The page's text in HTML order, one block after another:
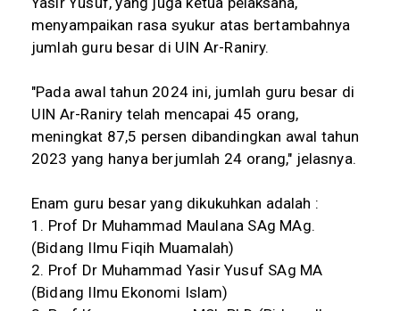
menyampaikan rasa syukur atas bertambahnya
jumlah guru besar di UIN Ar-Raniry.
"Pada awal tahun 2024 ini, jumlah guru besar di
UIN Ar-Raniry telah mencapai 45 orang,
meningkat 87,5 persen dibandingkan awal tahun
2023 yang hanya berjumlah 24 orang," jelasnya.
Enam guru besar yang dikukuhkan adalah :
1. Prof Dr Muhammad Maulana SAg MAg.
(Bidang Ilmu Fiqih Muamalah)
2. Prof Dr Muhammad Yasir Yusuf SAg MA
(Bidang Ilmu Ekonomi Islam)